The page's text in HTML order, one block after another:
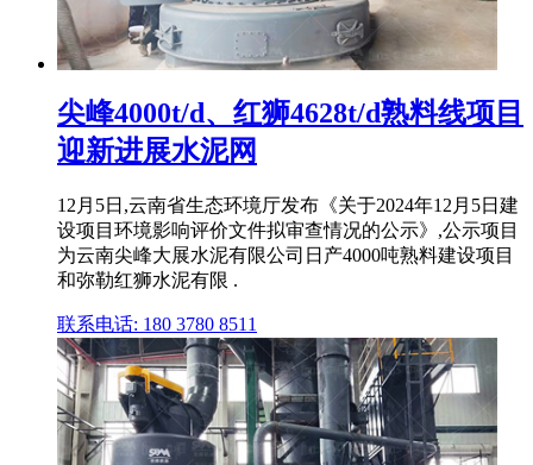
尖峰4000t/d、红狮4628t/d熟料线项目
迎新进展水泥网
12月5日,云南省生态环境厅发布《关于2024年12月5日建
设项目环境影响评价文件拟审查情况的公示》,公示项目
为云南尖峰大展水泥有限公司日产4000吨熟料建设项目
和弥勒红狮水泥有限 .
联系电话: 180 3780 8511